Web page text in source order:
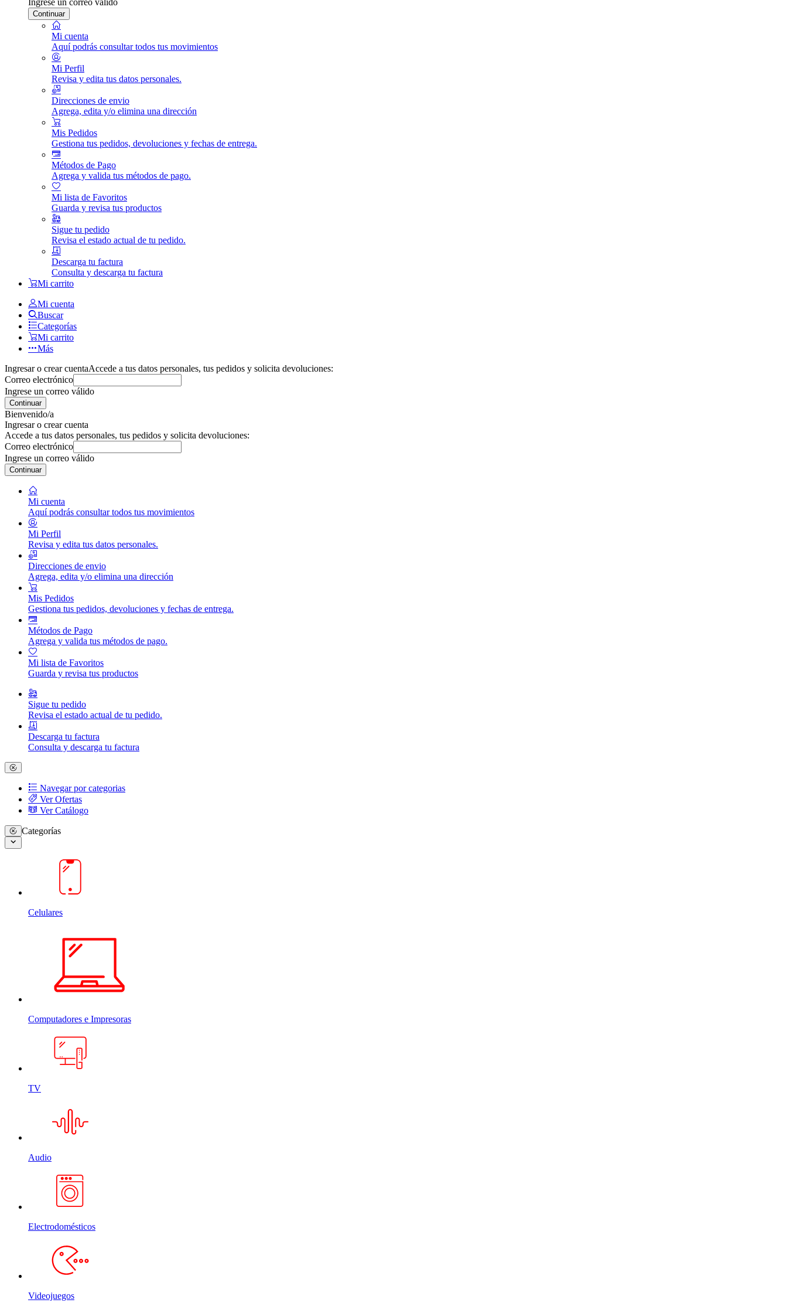
Continuar
Mi cuenta
Aquí podrás consultar todos tus movimientos
Mi Perfil
Revisa y edita tus datos personales.
Direcciones de envio
Agrega, edita y/o elimina una dirección
Mis Pedidos
Gestiona tus pedidos, devoluciones y fechas de entrega.
Métodos de Pago
Agrega y valida tus métodos de pago.
Mi lista de Favoritos
Guarda y revisa tus productos
Sigue tu pedido
Revisa el estado actual de tu pedido.
Descarga tu factura
Consulta y descarga tu factura
Mi carrito
Mi cuenta
Buscar
Categorías
Mi carrito
Más
Ingresar o crear cuentaAccede a tus datos personales, tus pedidos y solicita devoluciones:
Correo electrónico
Ingrese un correo válido
Continuar
Bienvenido/a
Ingresar o crear cuenta
Accede a tus datos personales, tus pedidos y solicita devoluciones:
Correo electrónico
Ingrese un correo válido
Continuar
Mi cuenta
Aquí podrás consultar todos tus movimientos
Mi Perfil
Revisa y edita tus datos personales.
Direcciones de envio
Agrega, edita y/o elimina una dirección
Mis Pedidos
Gestiona tus pedidos, devoluciones y fechas de entrega.
Métodos de Pago
Agrega y valida tus métodos de pago.
Mi lista de Favoritos
Guarda y revisa tus productos
Sigue tu pedido
Revisa el estado actual de tu pedido.
Descarga tu factura
Consulta y descarga tu factura
Navegar por categorias
Ver Ofertas
Ver Catálogo
Categorías
Celulares
Computadores e Impresoras
TV
Audio
Electrodomésticos
Videojuegos